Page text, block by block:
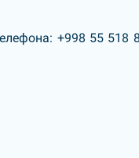
+998 55 518